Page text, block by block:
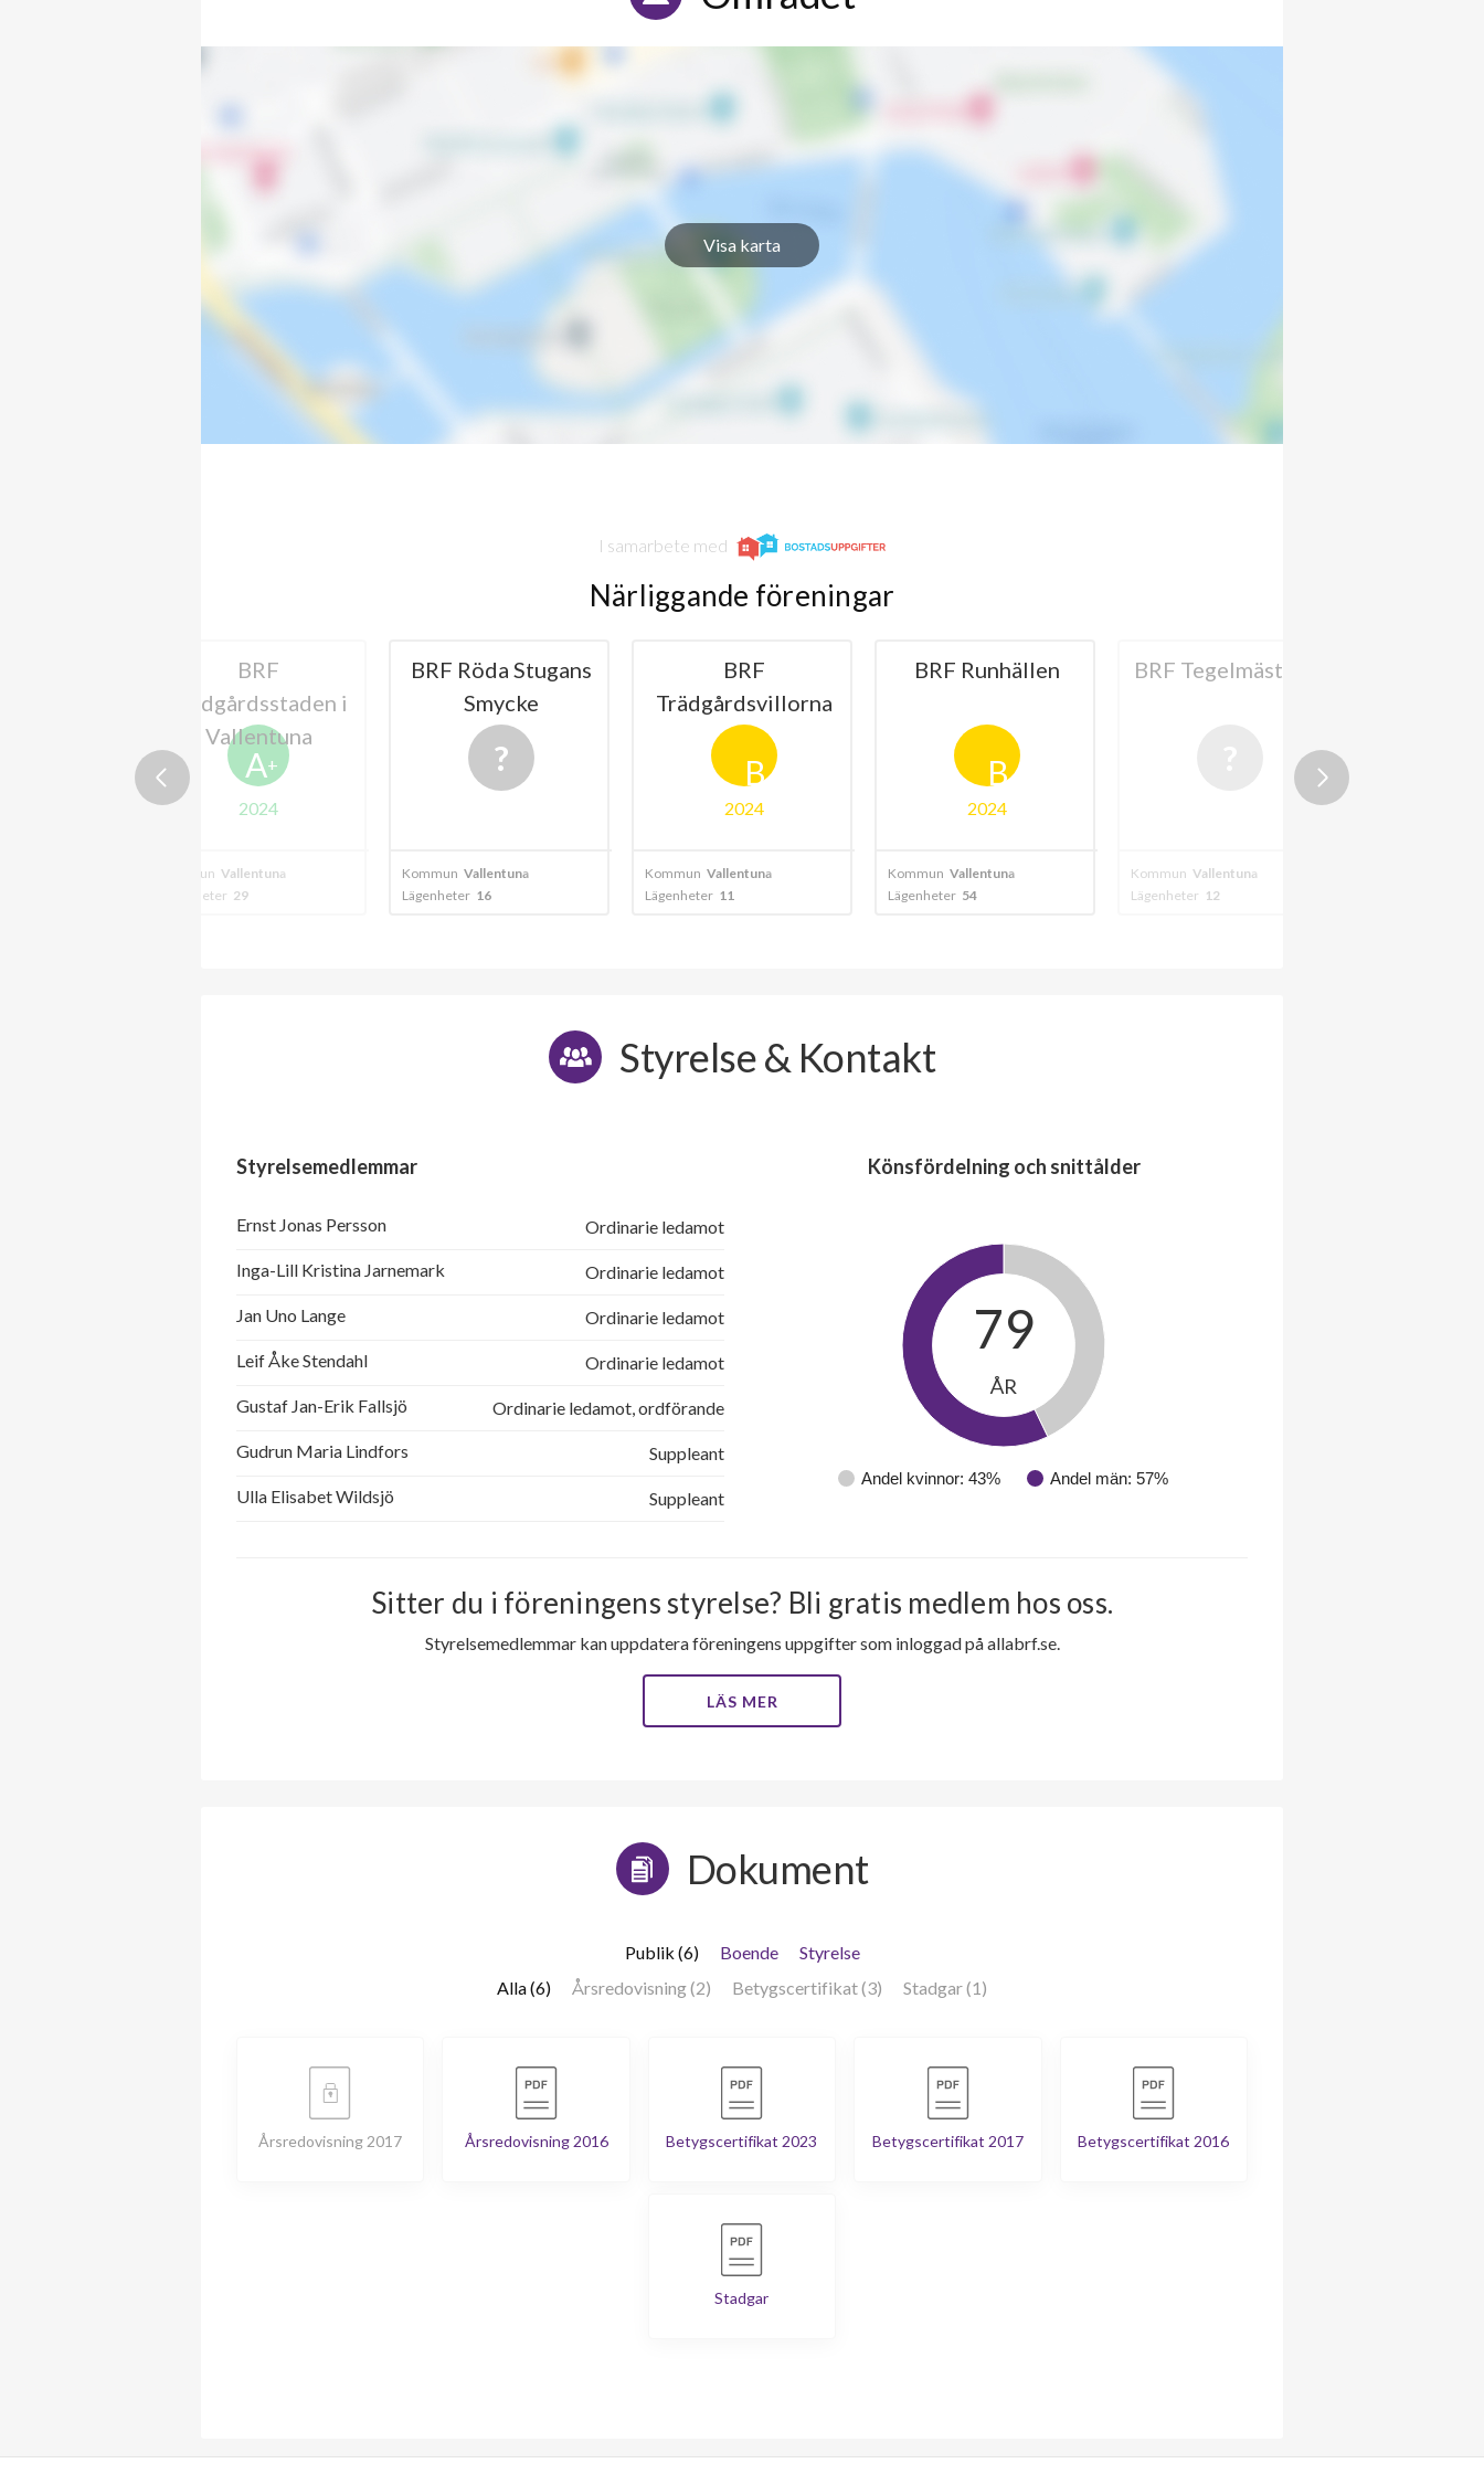
Visa karta
I samarbete med
Närliggande föreningar
BRF
Trädgårdsstaden i
Vallentuna
A+
2024
Kommun Vallentuna
Lägenheter 29
BRF Röda Stugans
Smycke
Kommun Vallentuna
Lägenheter 16
BRF
Trädgårdsvillorna
B
2024
Kommun Vallentuna
Lägenheter 11
BRF Runhällen
B
2024
Kommun Vallentuna
Lägenheter 54
BRF Tegelmästaren
Kommun Vallentuna
Lägenheter 12
Styrelse & Kontakt
Styrelsemedlemmar
Ernst Jonas Persson Ordinarie ledamot
Inga-Lill Kristina Jarnemark Ordinarie ledamot
Jan Uno Lange Ordinarie ledamot
Leif Åke Stendahl Ordinarie ledamot
Gustaf Jan-Erik Fallsjö Ordinarie ledamot, ordförande
Gudrun Maria Lindfors Suppleant
Ulla Elisabet Wildsjö Suppleant
Könsfördelning och snittålder
Andel kvinnor: 43% Andel män: 57%
79
ÅR
Sitter du i föreningens styrelse? Bli gratis medlem hos oss.
Styrelsemedlemmar kan uppdatera föreningens uppgifter som inloggad på allabrf.se.
LÄS MER
Dokument
Publik (6) Boende
Styrelse
Alla (6)
Årsredovisning (2) Betygscertifikat (3) Stadgar (1)
Årsredovisning 2017 Årsredovisning 2016 Betygscertifikat 2023 Betygscertifikat 2017 Betygscertifikat 2016
Stadgar